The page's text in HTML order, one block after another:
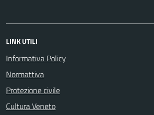
LINK UTILI
Informativa Policy
Normattiva
Protezione civile
Cultura Veneto